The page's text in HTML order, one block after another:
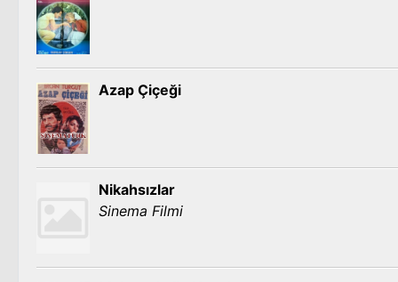
Azap Çiçeği
Nikahsızlar
Sinema Filmi